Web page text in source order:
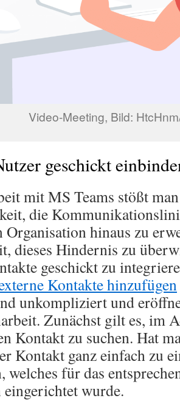
Video-Meeting, Bild:
geschickt
mit MS Teams stößt
die
Organisation hinaus zu
dieses Hindernis zu
geschickt zu
Kontakte hinzufügen
unkompliziert und
Zunächst gilt es, im
Kontakt zu suchen. Hat
Kontakt ganz einfach zu
welches für das
wurde.